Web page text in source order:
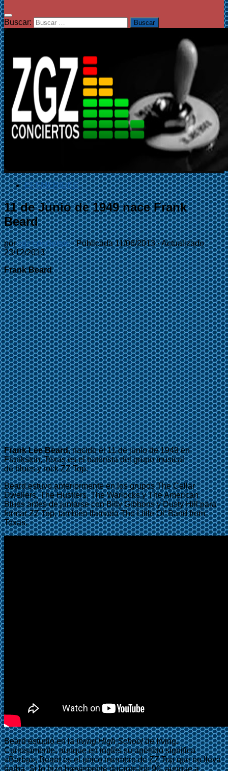
Buscar:
EFEMÉRIDES
11 de Junio de 1949 nace Frank
Beard
porzgz conciertos · Publicada11/06/2013· Actualizado
23/12/2013
Frank Beard
Frank Lee Beard, nacido el 11 de junio de 1949 en
Frankston, Texas es el baterista del grupo musical
de blues y rock ZZ Top.
Beard estuvo anteriormente en los grupos The Cellar
Dwellers, The Hustlers, The Warlocks y The American
Blues antes de juntarse con Billy Gibbons y Dusty Hill para
formar ZZ Top, también llamada The Little Ol’ Band from
Texas.
Beard estudió en laIrving High Schoolde Irving.
Curiosamente, aunque en inglés su apellido significa
«Barba», Beard es el único miembro de ZZ Top que no lleva
barba. Si lo hizo brevemente durante los 90, aunque a